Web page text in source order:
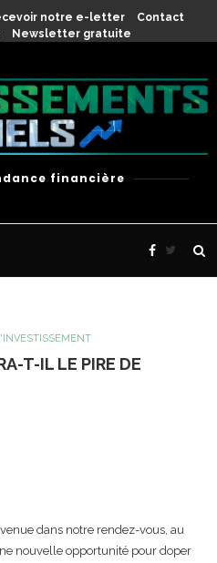
notre e-letter
Contact
Newsletter gratuite
financière
T-IL LE PIRE DE
dans notre rendez-vous, au
nouvelle opportunité pour doper